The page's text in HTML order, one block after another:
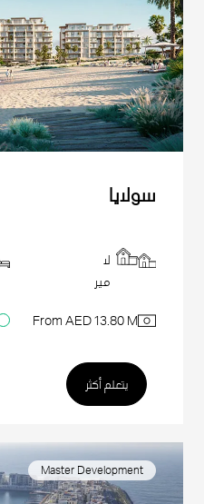
سولايا
لا
مير
From AED 13.80 M
يتعلم أكثر
Master Development